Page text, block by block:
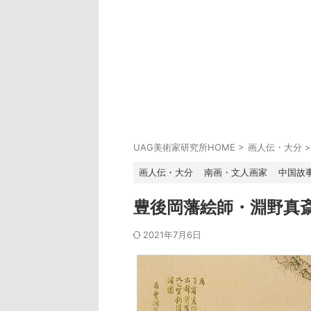
UAG美術家研究所HOME > 画人伝・大分 >
画人伝・大分 南画・文人画家 中国故
豊後岡藩絵師・淵野真
2021年7月6日